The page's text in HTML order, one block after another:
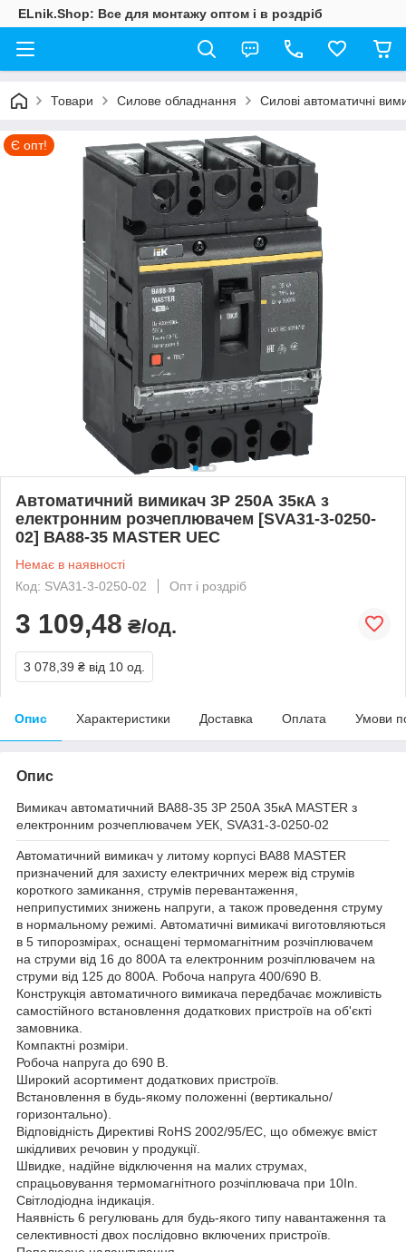
ELnik.Shop: Все для монтажу оптом і в роздріб
Товари Силове обладнання Силові автоматичні
Є опт!
Автоматичний вимикач 3Р 250А 35кА з
електронним розчеплювачем [SVA31-3-0250-
02] ВА88-35 MASTER UEC
Немає в наявності
Код: SVA31-3-0250-02
Опт і роздріб
3 109,48 ₴/од.
3 078,39 ₴ від 10 од.
Опис Характеристики Доставка Оплата Умови
Опис
Вимикач автоматичний ВА88-35 3Р 250А 35кА MASTER з
електронним розчеплювачем УЕК, SVA31-3-0250-02
Автоматичний вимикач у литому корпусі ВА88 MASTER
призначений для захисту електричних мереж від струмів
короткого замикання, струмів перевантаження,
неприпустимих знижень напруги, а також проведення струму
в нормальному режимі. Автоматичні вимикачі виготовляються
в 5 типорозмірах, оснащені термомагнітним розчіплювачем
на струми від 16 до 800А та електронним розчіплювачем на
струми від 125 до 800А. Робоча напруга 400/690 В.
Конструкція автоматичного вимикача передбачає можливість
самостійного встановлення додаткових пристроїв на об'єкті
замовника.
Компактні розміри.
Робоча напруга до 690 В.
Широкий асортимент додаткових пристроїв.
Встановлення в будь-якому положенні (вертикально/
горизонтально).
Відповідність Директиві RoHS 2002/95/EC, що обмежує вміст
шкідливих речовин у продукції.
Швидке, надійне відключення на малих струмах,
спрацьовування термомагнітного розчіплювача при 10In.
Світлодіодна індикація.
Наявність 6 регулювань для будь-якого типу навантаження та
селективності двох послідовно включених пристроїв.